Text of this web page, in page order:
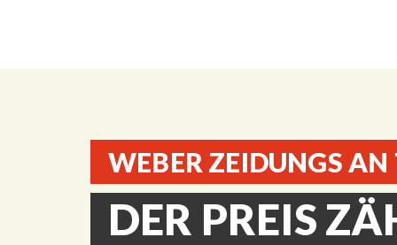
WEBER ZEIDUNGS
DER PREIS